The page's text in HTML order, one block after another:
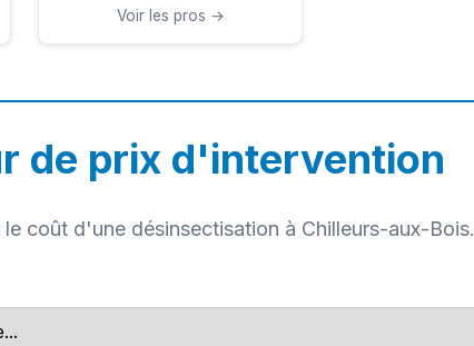
Voir les pros →
de prix d'intervention
le coût d'une désinsectisation à Chilleurs-aux-Bois.